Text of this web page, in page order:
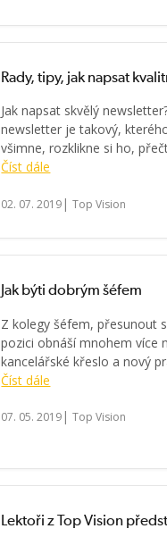
Rady, tipy, jak napsat
Jak napsat skvělý
newsletter je takový,
všimne, rozklikne si ho,
Číst dále
02. 07. 2019 |Top Vision
Jak býti dobrým šéfem
Z kolegy šéfem, přesunout
pozici obnáší mnohem více
kancelářské křeslo a nový
Číst dále
07. 05. 2019 |Top Vision
Lektoři z Top Vision